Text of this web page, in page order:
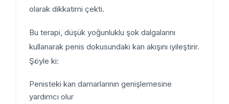
olarak dikkatimi çekti.
Bu terapi, düşük yoğunluklu şok dalgalarını
kullanarak penis dokusundaki kan akışını iyileştirir.
Şöyle ki:
Penisteki kan damarlarının genişlemesine
yardımcı olur